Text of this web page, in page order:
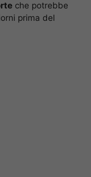
che potrebbe
prima del